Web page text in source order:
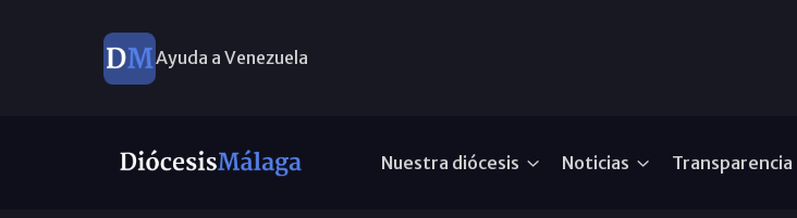
Ayuda a Venezuela
Nuestra diócesis Noticias Transparencia